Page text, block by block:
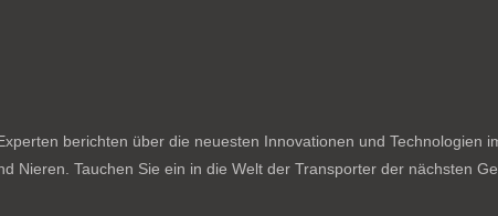
berichten über die neuesten Innovationen und Technologien
Nieren. Tauchen Sie ein in die Welt der Transporter der nächsten